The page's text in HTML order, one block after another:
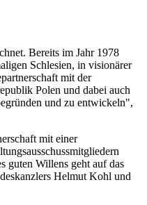
Bereits im Jahr 1978
Schlesien, in visionärer
mit der
Polen und dabei auch
und zu entwickeln",
mit einer
guten Willens geht auf das
Helmut Kohl und